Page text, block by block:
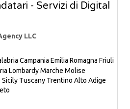
- Servizi di Digital
LLC
Campania Emilia Romagna Friuli
LombardyMarche Molise
Sicily Tuscany Trentino Alto Adige